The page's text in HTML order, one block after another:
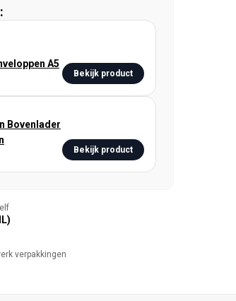
A5
Bekijk product
Bovenlader
Bekijk product
verpakkingen